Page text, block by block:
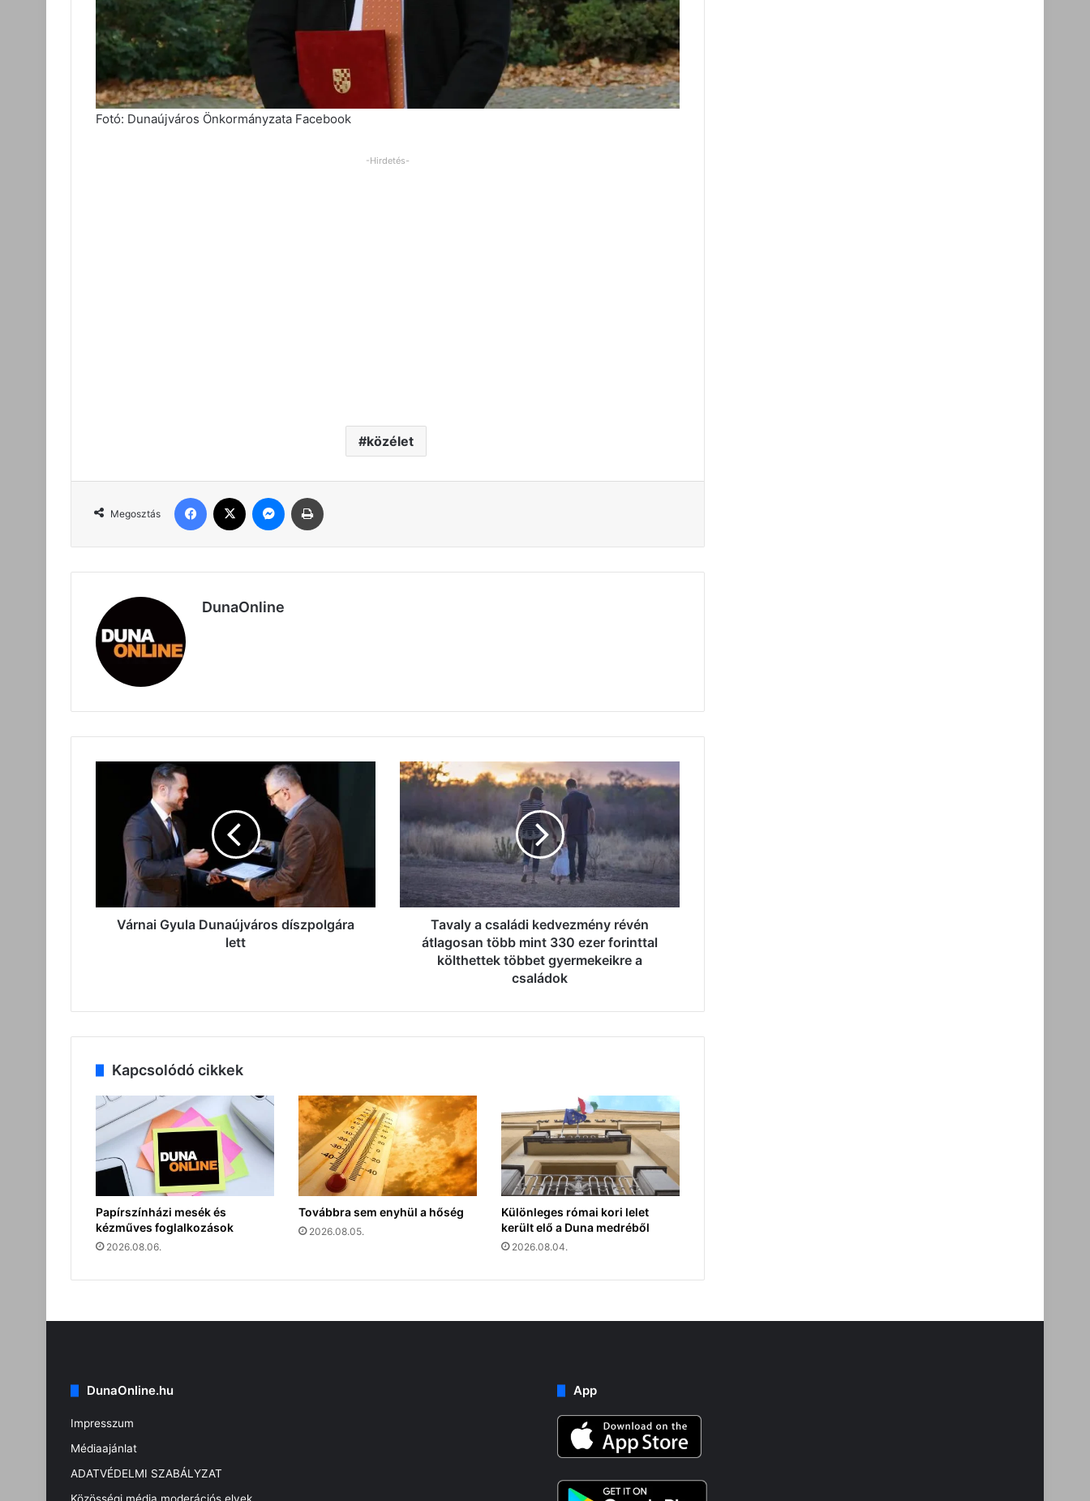
Fotó: Dunaújváros Önkormányzata Facebook
-Hirdetés-
közélet
Megosztás
Facebook Messenger
DunaOnline
Dunaújváros
díszpolgára
Várnai Gyula Dunaújváros díszpolgára
lett
Tavaly
a
kedvezmény
révén
átlagosan
több
mint
330
forinttal
költhettek
Tavaly a családi kedvezmény révén
átlagosan több mint 330 ezer forinttal
költhettek többet gyermekeikre a
családok
Kapcsolódó cikkek
Papírszínházi mesék és
kézműves foglalkozások
2026.08.06.
Továbbra sem enyhül a hőség
2026.08.05.
Különleges római kori lelet
került elő a Duna medréből
2026.08.04.
DunaOnline.hu
Impresszum
Médiaajánlat
ADATVÉDELMI SZABÁLYZAT
App